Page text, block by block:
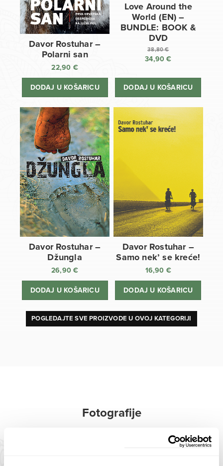
Davor Rostuhar –
Polarni san
22,90 €
DODAJ U KOŠARICU
Love Around the
World (EN) –
BUNDLE: BOOK &
DVD
38,80€
Izvorna
bila
34,90€
cijena
DODAJ U KOŠARICU
Davor Rostuhar –
Džungla
26,90€
DODAJ U KOŠARICU
Davor Rostuhar –
Samo nek’ se kreće!
16,90 €
DODAJ U KOŠARICU
POGLEDAJTE SVE PROIZVODE U OVOJ KATEGORIJI
Fotografije